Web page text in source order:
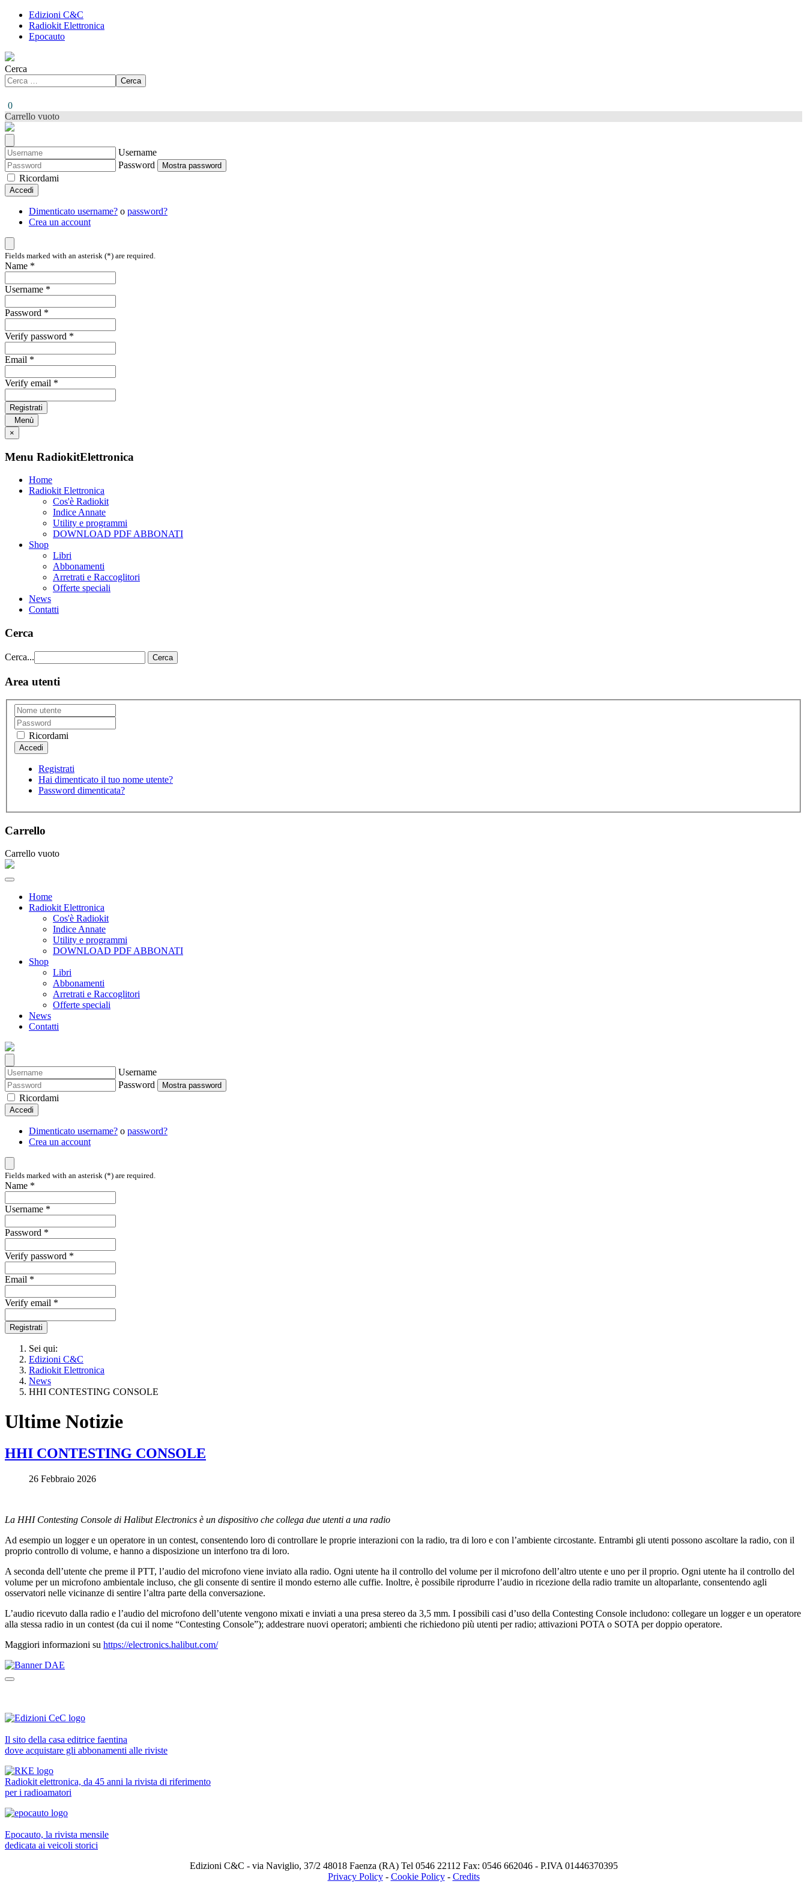
Edizioni C&C
Radiokit Elettronica
Epocauto
Cerca
Cerca
0
Carrello vuoto
Username
Password
Mostra password
Ricordami
Accedi
Dimenticato username? o password?
Crea un account
Fields marked with an asterisk (*) are required.
Name *
Username *
Password *
Verify password *
Email *
Verify email *
Registrati
Menù
×
Menu RadiokitElettronica
Home
Radiokit Elettronica
Cos'è Radiokit
Indice Annate
Utility e programmi
DOWNLOAD PDF ABBONATI
Shop
Libri
Abbonamenti
Arretrati e Raccoglitori
Offerte speciali
News
Contatti
Cerca
Cerca... Cerca
Area utenti
Ricordami
Registrati
Hai dimenticato il tuo nome utente?
Password dimenticata?
Carrello
Carrello vuoto
Home
Radiokit Elettronica
Cos'è Radiokit
Indice Annate
Utility e programmi
DOWNLOAD PDF ABBONATI
Shop
Libri
Abbonamenti
Arretrati e Raccoglitori
Offerte speciali
News
Contatti
Username
Password
Mostra password
Ricordami
Accedi
Dimenticato username? o password?
Crea un account
Fields marked with an asterisk (*) are required.
Name *
Username *
Password *
Verify password *
Email *
Verify email *
Registrati
Sei qui:
Edizioni C&C
Radiokit Elettronica
News
HHI CONTESTING CONSOLE
Ultime Notizie
HHI CONTESTING CONSOLE
26 Febbraio 2026
La HHI Contesting Console di Halibut Electronics è un dispositivo che collega due utenti a una radio
Ad esempio un logger e un operatore in un contest, consentendo loro di controllare le proprie interazioni con la radio, tra di loro e con l’ambiente circostante. Entrambi gli utenti possono ascoltare la radio, con il
proprio controllo di volume, e hanno a disposizione un interfono tra di loro.
A seconda dell’utente che preme il PTT, l’audio del microfono viene inviato alla radio. Ogni utente ha il controllo del volume per il microfono dell’altro utente e uno per il proprio. Ogni utente ha il controllo del
volume per un microfono ambientale incluso, che gli consente di sentire il mondo esterno alle cuffie. Inoltre, è possibile riprodurre l’audio in ricezione della radio tramite un altoparlante, consentendo agli
osservatori nelle vicinanze di sentire l’altra parte della conversazione.
L’audio ricevuto dalla radio e l’audio del microfono dell’utente vengono mixati e inviati a una presa stereo da 3,5 mm. I possibili casi d’uso della Contesting Console includono: collegare un logger e un operatore
alla stessa radio in un contest (da cui il nome “Contesting Console”); addestrare nuovi operatori; ambienti che richiedono più utenti per radio; attivazioni POTA o SOTA per doppio operatore.
Maggiori informazioni su https://electronics.halibut.com/
Il sito della casa editrice faentina
dove acquistare gli abbonamenti alle riviste
Radiokit elettronica, da 45 anni la rivista di riferimento
per i radioamatori
Epocauto, la rivista mensile
dedicata ai veicoli storici
Edizioni C&C - via Naviglio, 37/2 48018 Faenza (RA) Tel 0546 22112 Fax: 0546 662046 - P.IVA 01446370395
Privacy Policy- Cookie Policy- Credits